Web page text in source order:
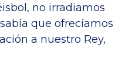
no irradiamos
que ofrecíamos
a nuestro Rey,